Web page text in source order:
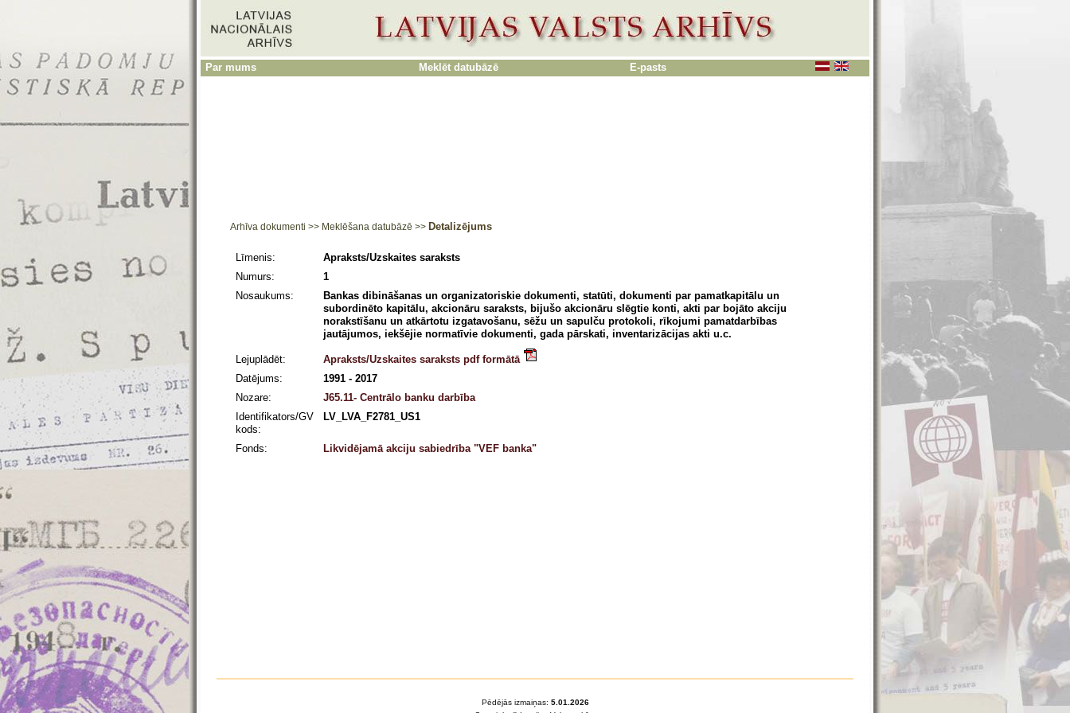
Par mums Meklēt datubāzē E-pasts
Arhīva dokumenti >> Meklēšana datubāzē >> Detalizējums
Līmenis:
Apraksts/Uzskaites saraksts
Numurs:
1
Nosaukums:
Bankas dibināšanas un organizatoriskie dokumenti, statūti, dokumenti par pamatkapitālu un
subordinēto kapitālu, akcionāru saraksts, bijušo akcionāru slēgtie konti, akti par bojāto akciju
norakstīšanu un atkārtotu izgatavošanu, sēžu un sapulču protokoli, rīkojumi pamatdarbības
jautājumos, iekšējie normatīvie dokumenti, gada pārskati, inventarizācijas akti u.c.
Lejuplādēt:
Apraksts/Uzskaites saraksts pdf formātā
Datējums:
1991 - 2017
Nozare:
J65.11- Centrālo banku darbība
Identifikators/GV
kods:
LV_LVA_F2781_US1
Fonds: Likvidējamā akciju sabiedrība "VEF banka"
Pēdējās izmaiņas: 5.01.2026